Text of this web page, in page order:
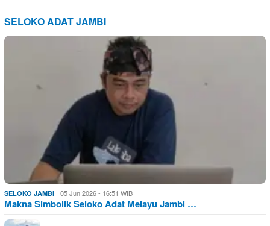
SELOKO ADAT JAMBI
SELOKO JAMBI 05 Jun 2026 - 16:51 WIB
Makna Simbolik Seloko Adat Melayu Jambi …